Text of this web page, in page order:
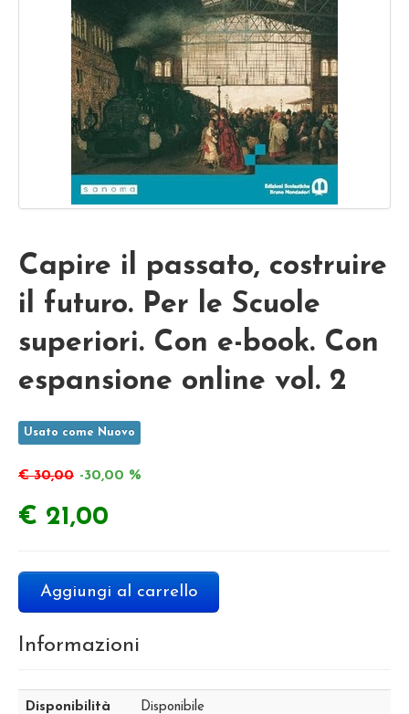
Capire il passato, costruire
il futuro. Per le Scuole
superiori. Con e-book. Con
espansione online vol. 2
Usato come Nuovo
€ 30,00 -30,00 %
€ 21,00
Aggiungi al carrello
Informazioni
Disponibilità Disponibile